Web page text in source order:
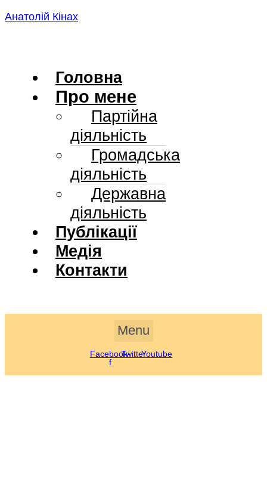
Skip
Анатолій Кінах
Головна
Про мене
Партійна
діяльність
Громадська
діяльність
Державна
діяльність
Публікації
Медія
Контакти
Menu
Facebook-
f
TwitterYoutube